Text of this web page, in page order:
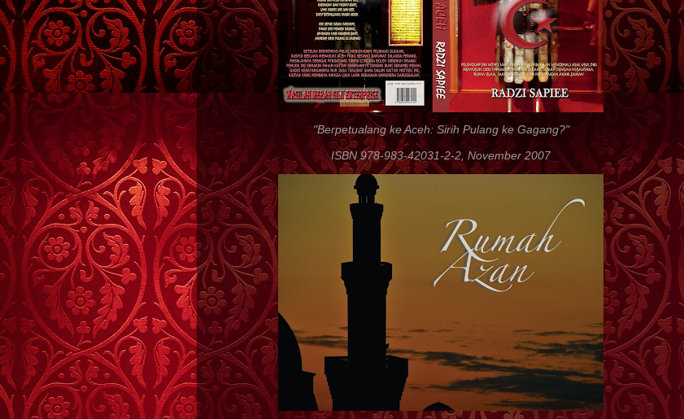
"Berpetualang ke Aceh: Sirih Pulang ke Gagang?"
ISBN 978-983-42031-2-2, November 2007